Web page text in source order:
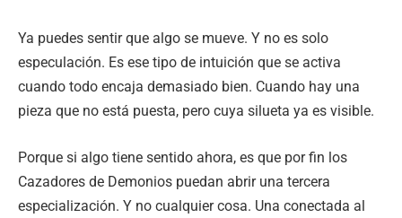
Ya puedes sentir que algo se mueve. Y no es solo
especulación. Es ese tipo de intuición que se activa
cuando todo encaja demasiado bien. Cuando hay una
pieza que no está puesta, pero cuya silueta ya es visible.
Porque si algo tiene sentido ahora, es que por fin los
Cazadores de Demonios puedan abrir una tercera
especialización. Y no cualquier cosa. Una conectada al